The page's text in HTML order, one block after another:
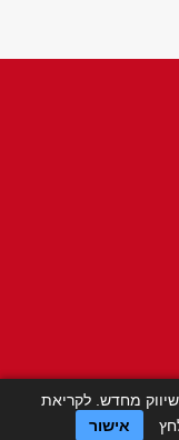
מחדש. לקריאת
אישור